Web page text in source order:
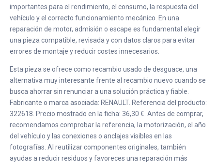
importantes para el rendimiento, el consumo, la respuesta del
vehículo y el correcto funcionamiento mecánico. En una
reparación de motor, admisión o escape es fundamental elegir
una pieza compatible, revisada y con datos claros para evitar
errores de montaje y reducir costes innecesarios.
Esta pieza se ofrece como recambio usado de desguace, una
alternativa muy interesante frente al recambio nuevo cuando se
busca ahorrar sin renunciar a una solución práctica y fiable.
Fabricante o marca asociada: RENAULT. Referencia del producto:
322618. Precio mostrado en la ficha: 36,30 €. Antes de comprar,
recomendamos comprobar la referencia, la motorización, el año
del vehículo y las conexiones o anclajes visibles en las
fotografías. Al reutilizar componentes originales, también
ayudas a reducir residuos y favoreces una reparación más